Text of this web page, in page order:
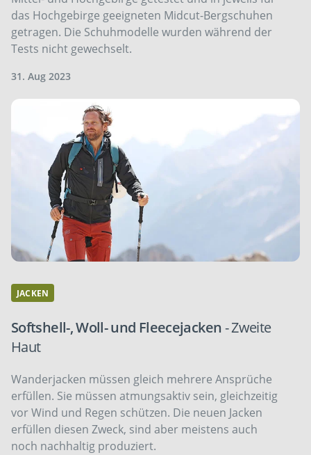
das Hochgebirge geeigneten Midcut-Bergschuhen
getragen. Die Schuhmodelle wurden während der
Tests nicht gewechselt.
31. Aug 2023
JACKEN
Softshell-, Woll- und Fleecejacken- Zweite
Haut
Wanderjacken müssen gleich mehrere Ansprüche
erfüllen. Sie müssen atmungsaktiv sein, gleichzeitig
vor Wind und Regen schützen. Die neuen Jacken
erfüllen diesen Zweck, sind aber meistens auch
noch nachhaltig produziert.